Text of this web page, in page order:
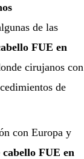
de las
FUE en
cirujanos con
de
con Europa y
FUE en